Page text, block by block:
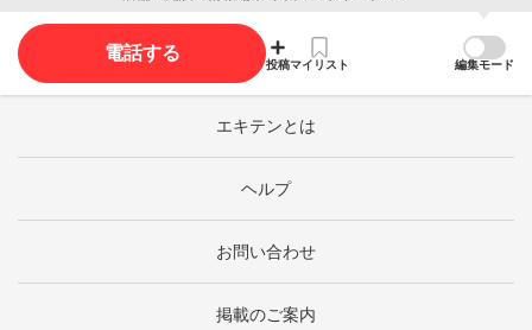
電話する
投稿マイリスト 編集モード
エキテンとは
ヘルプ
お問い合わせ
掲載のご案内